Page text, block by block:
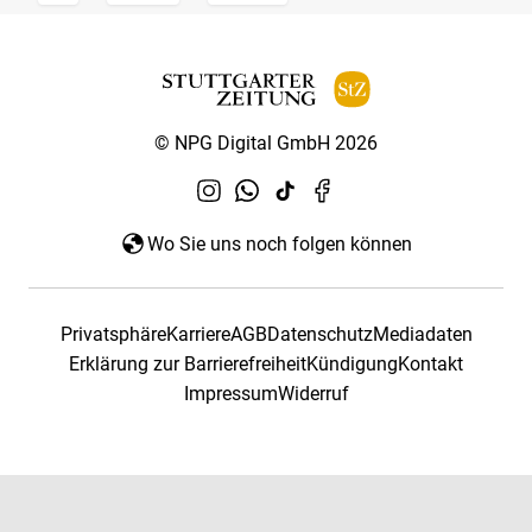
© NPG Digital GmbH 2026
Wo Sie uns noch folgen können
PrivatsphäreKarriereAGBDatenschutzMediadaten
Erklärung zur BarrierefreiheitKündigungKontakt
ImpressumWiderruf